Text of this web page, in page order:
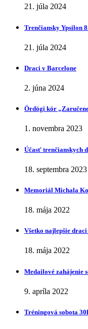
21. júla 2024
Trenčiansky Ypsilon
21. júla 2024
Draci v Barcelone
2. júna 2024
Ӧrdӧgi kӧr
1. novembra 2023
Účasť trenčianskych
18. septembra 2023
Memoriál Michala
18. mája 2022
Všetko najlepšie
18. mája 2022
Medailové zahájenie
9. apríla 2022
Tréningová sobota